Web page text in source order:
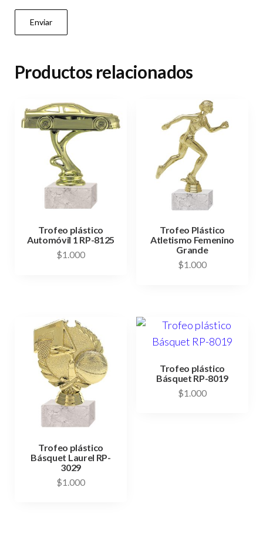
Productos relacionados
Trofeo plástico
Automóvil 1 RP-8125
$1.000
Trofeo Plástico
Atletismo Femenino
Grande
$1.000
Trofeo plástico
Básquet Laurel RP-
3029
$1.000
Trofeo plástico
Básquet RP-8019
$1.000